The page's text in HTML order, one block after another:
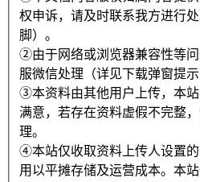
权申诉，请及时联系我方进行
脚）。
②由于网络或浏览器兼容性等
服微信处理（详见下载弹窗提示
③本资料由其他用户上传，本
满意，若存在资料虚假不完整
理。
④本站仅收取资料上传人设置的
用以平摊存储及运营成本。本